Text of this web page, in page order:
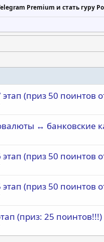
Premium и стать гуру
(приз 50 поинтов
↔ банковские
(приз 50 поинтов
(приз 50 поинтов
(приз: 25 поинтов!!!)